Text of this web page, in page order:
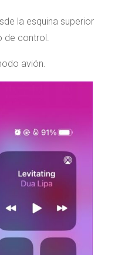
la esquina superior
de control.
avión.